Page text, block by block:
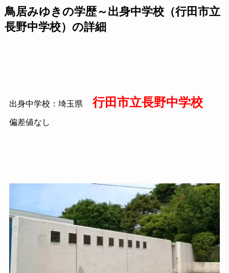
鳥居みゆきの学歴～出身中学校（行田市立
長野中学校）の詳細
出身中学校：埼玉県 行田市立長野中学校
偏差値なし